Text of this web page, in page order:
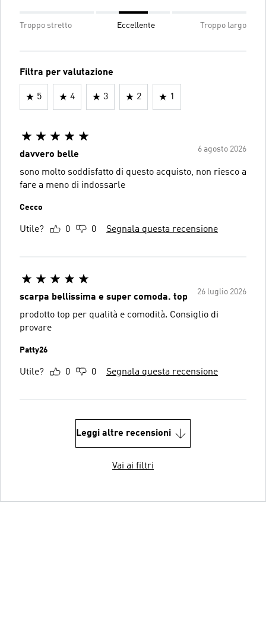
Troppo stretto Eccellente Troppo largo
Filtra per valutazione
5 4 3 2 1
6 agosto 2026
davvero belle
sono molto soddisfatto di questo acquisto, non riesco a
fare a meno di indossarle
Cecco
Utile? 0 0 Segnala questa recensione
26 luglio 2026
scarpa bellissima e super comoda. top
prodotto top per qualità e comodità. Consiglio di
provare
Patty26
Utile? 0 0 Segnala questa recensione
Leggi altre recensioni
Vai ai filtri